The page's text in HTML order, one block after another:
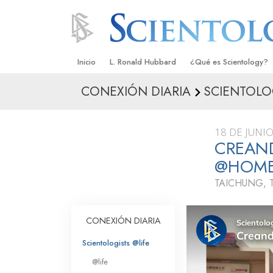
Inicio L. Ronald Hubbard ¿Qué es Scientology?
Creencias y Prácticas
Qué dicen los
Scientology
Conoce a un
Los Principios Básicos
Una Introducción a
CONEXIÓN DIARIA
18 DE
TAICHUNG,
CONEXIÓN DIARIA
Scientologists @life
@life